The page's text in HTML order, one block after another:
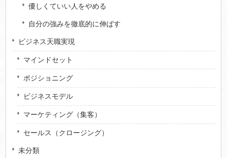
優しくていい人をやめる
自分の強みを徹底的に伸ばす
ビジネス天職実現
マインドセット
ポジショニング
ビジネスモデル
マーケティング（集客）
セールス（クロージング）
未分類